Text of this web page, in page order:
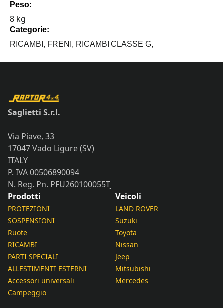
MERCEDES
G
quantità
Peso:
8 kg
Categorie:
RICAMBI, FRENI, RICAMBI CLASSE G,
Saglietti S.r.l.
Via Piave, 33
17047 Vado Ligure (SV)
ITALY
P. IVA 00506890094
N. Reg. Pn. PFU260100055TJ
Prodotti
PROTEZIONI
SOSPENSIONI
Ruote
RICAMBI
PARTI SPECIALI
ALLESTIMENTI ESTERNI
Accessori universali
Campeggio
Veicoli
LAND ROVER
Suzuki
Toyota
Nissan
Jeep
Mitsubishi
Mercedes